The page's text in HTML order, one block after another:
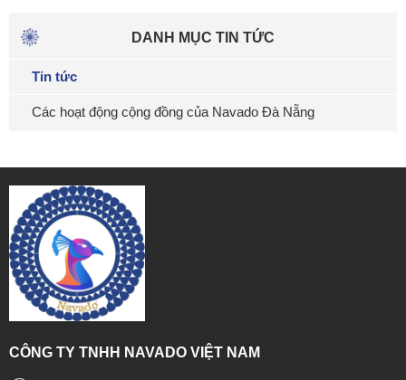
DANH MỤC TIN TỨC
Tin tức
Các hoạt động cộng đồng của Navado Đà Nẵng
CÔNG TY TNHH NAVADO VIỆT NAM